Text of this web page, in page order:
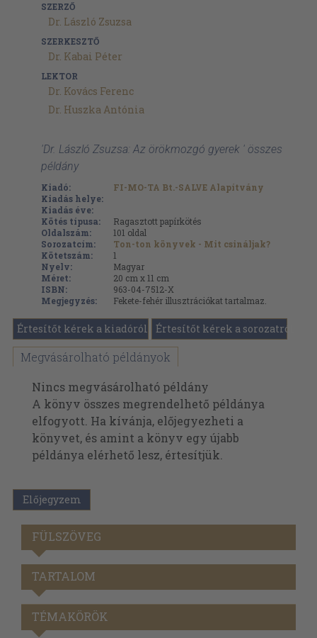
SZERZŐ
Dr. László Zsuzsa
SZERKESZTŐ
Dr. Kabai Péter
LEKTOR
Dr. Kovács Ferenc
Dr. Huszka Antónia
'Dr. László Zsuzsa: Az örökmozgó gyerek ' összes
példány
Kiadó:
FI-MO-TA Bt.-SALVE Alapítvány
Kiadás helye:
Kiadás éve:
Kötés típusa:
Ragasztott papírkötés
Oldalszám:
101 oldal
Sorozatcím:
Ton-ton könyvek - Mit csináljak?
Kötetszám:
1
Nyelv:
Magyar
Méret:
20 cm x 11 cm
ISBN:
963-04-7512-X
Megjegyzés:
Fekete-fehér illusztrációkat tartalmaz.
Értesítőt kérek a kiadóról Értesítőt kérek a sorozatról
Megvásárolható példányok
Nincs megvásárolható példány
A könyv összes megrendelhető példánya
elfogyott. Ha kívánja, előjegyezheti a
könyvet, és amint a könyv egy újabb
példánya elérhető lesz, értesítjük.
Előjegyzem
FÜLSZÖVEG
TARTALOM
TÉMAKÖRÖK